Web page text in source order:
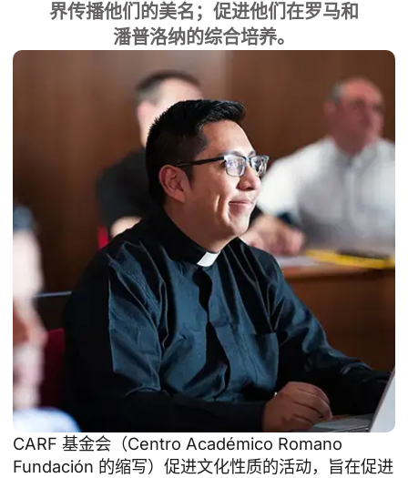
界传播他们的美名；促进他们在罗马和
潘普洛纳的综合培养。
CARF 基金会（Centro Académico Romano
Fundación 的缩写）促进文化性质的活动，旨在促进